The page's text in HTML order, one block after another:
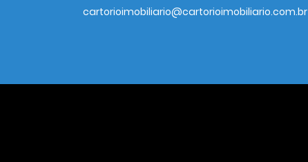
cartorioimobiliario@cartorioimobiliario.com.br